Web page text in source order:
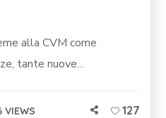
alla CVM come
tante nuove...
VIEWS 127